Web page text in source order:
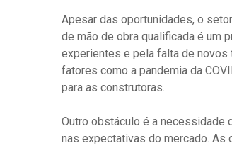
Apesar das oportunidades, o
de mão de obra qualificada é um
experientes e pela falta de
fatores como a pandemia da
para as construtoras.
Outro obstáculo é a necessidade
nas expectativas do mercado. As